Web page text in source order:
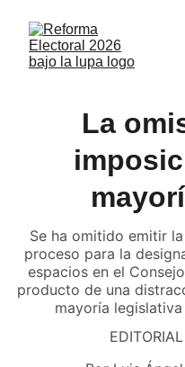
La
Se ha omitido emitir
proceso para la
espacios en el
producto de una
mayoría